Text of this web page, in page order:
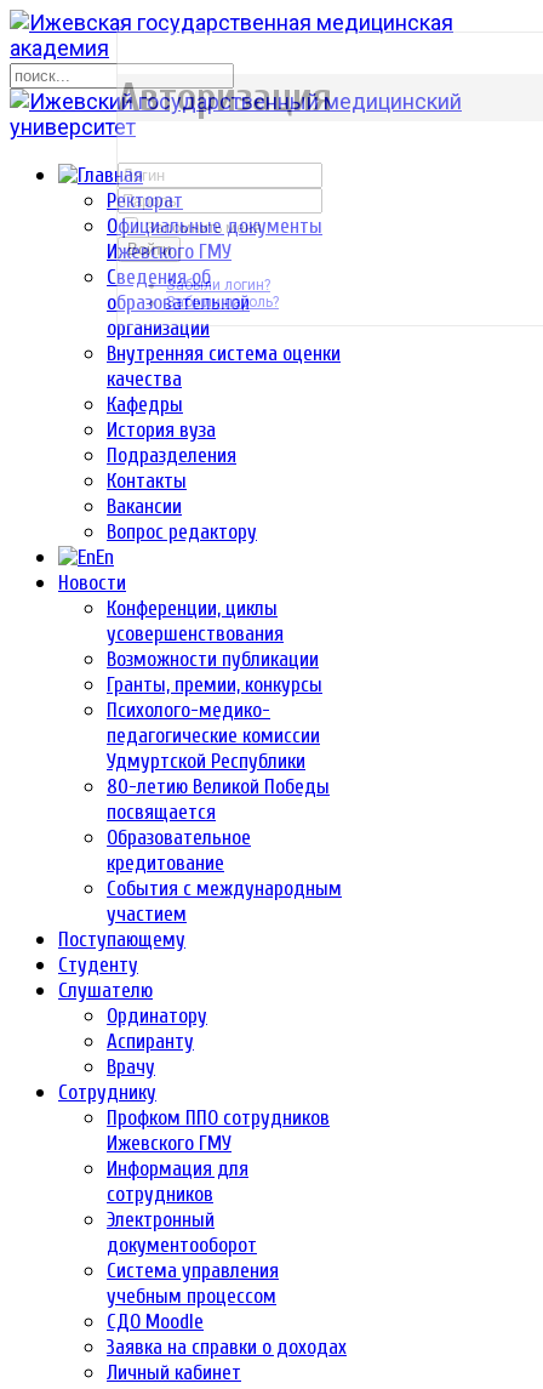
Ректорат
Официальные документы
Ижевского ГМУ
Сведения об
образовательной
организации
Внутренняя система оценки
качества
Кафедры
История вуза
Подразделения
Контакты
Вакансии
Вопрос редактору
En
Новости
Конференции, циклы
усовершенствования
Возможности публикации
Гранты, премии, конкурсы
Психолого-медико-
педагогические комиссии
Удмуртской Республики
80-летию Великой Победы
посвящается
Образовательное
кредитование
События с международным
участием
Поступающему
Студенту
Слушателю
Ординатору
Аспиранту
Врачу
Сотруднику
Профком ППО сотрудников
Ижевского ГМУ
Информация для
сотрудников
Электронный
документооборот
Система управления
учебным процессом
СДО Moodle
Заявка на справки о доходах
Личный кабинет
р
Авторизация
Запомнить меня
Войти
Забыли логин?
Забыли пароль?